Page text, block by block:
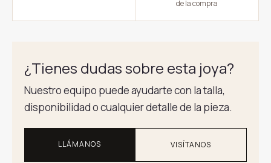
de la compra
¿Tienes dudas sobre esta joya?
Nuestro equipo puede ayudarte con la talla,
disponibilidad o cualquier detalle de la pieza.
LLÁMANOS VISÍTANOS